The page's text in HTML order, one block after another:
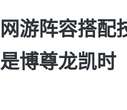
网游阵容搭配
是博尊龙凯时